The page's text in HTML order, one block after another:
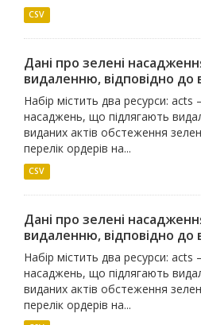
CSV
Дані про зелені
видаленню, відповідно до
Набір містить два ресурси: acts
насаджень, що підлягають
виданих актів обстеження
перелік ордерів на...
CSV
Дані про зелені
видаленню, відповідно до
Набір містить два ресурси: acts
насаджень, що підлягають
виданих актів обстеження
перелік ордерів на...